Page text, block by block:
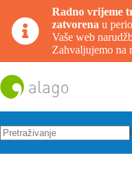
Radno vrijeme
zatvorena u
Vaše web
Zahvaljujemo na
na
sadržaj